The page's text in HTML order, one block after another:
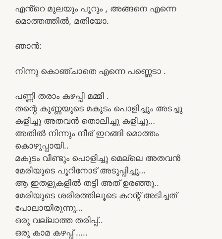
എൻ്റെ മുലയും പൂറും , അങ്ങനെ എന്നെ
മൊത്തത്തിൽ, മതിയോ.
ഞാൻ:
നിന്നു കൊഞ്ചാതെ എന്നെ പണ്ണെടാ .
പണ്ണി തരാം കഴപ്പി മമ്മി .
തന്റെ കുണ്ണയുടെ മകുടം പൊളിച്ചും അടച്ചു
കളിച്ചു അതവൻ തൊലിച്ചു കളിച്ചു…
അതിൽ നിന്നും നീര് ഇറങ്ങി മൊത്തം
കൊഴുപ്പായി..
മകുടം വീണ്ടും പൊളിച്ചു മെല്ലെ അതവൻ
മേരിയുടെ പൂറിനോട് അടുപ്പിച്ചു…
ആ ഇതളുകളിൽ തട്ടി അത് ഉരഞ്ഞു..
മേരിയുടെ ശരീരത്തിലൂടെ കറന്റ് അടിച്ചത്
പോലായിരുന്നു…
ഒരു വല്ലാത്ത തരിപ്പ്..
ഒരു കാമ കഴപ്പ് …..